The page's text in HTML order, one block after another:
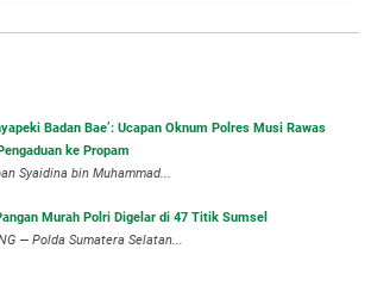
Badan Bae’: Ucapan Oknum Polres Musi Rawas
ke Propam
Syaidina bin Muhammad...
Murah Polri Digelar di 47 Titik Sumsel
— Polda Sumatera Selatan...